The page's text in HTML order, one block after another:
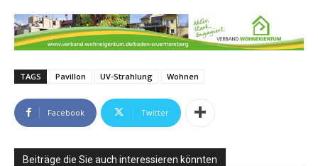
TAGS Pavillon UV-Strahlung Wohnen
Facebook Twitter
Beiträge die Sie auch interessieren könnten